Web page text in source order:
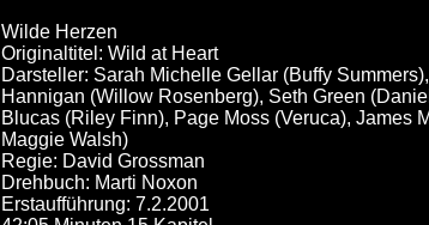
Wilde Herzen
Originaltitel: Wild at Heart
Darsteller: Sarah Michelle Gellar (Buffy
Hannigan (Willow Rosenberg), Seth Green
Blucas (Riley Finn), Page Moss (Veruca), James
Maggie Walsh)
Regie: David Grossman
Drehbuch: Marti Noxon
Erstaufführung: 7.2.2001